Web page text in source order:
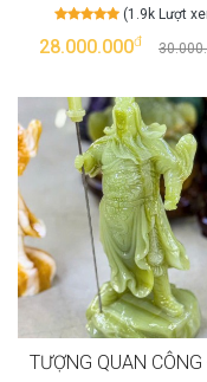
(1.9k Lượt
28.000.000đ